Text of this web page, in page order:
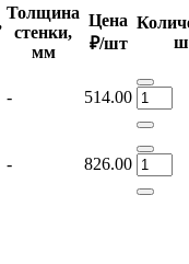
Толщина
стенки,
мм
Цена
₽/шт
- 514.00
- 826.00